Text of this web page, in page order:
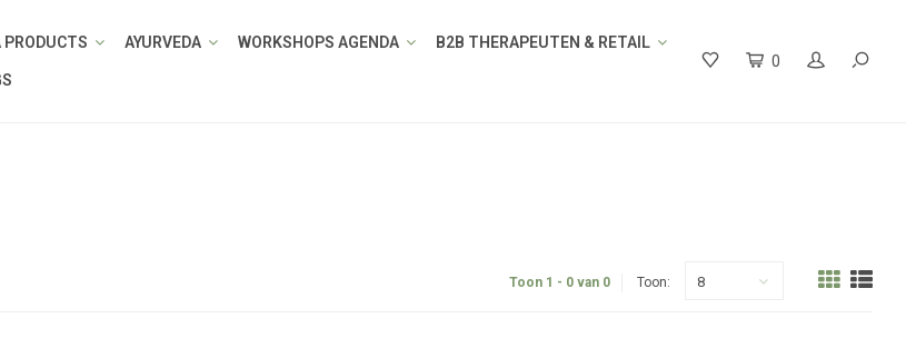
PRODUCTS AYURVEDA WORKSHOPS AGENDA B2B THERAPEUTEN & RETAIL
0
Toon 1 - 0 van 0 Toon: 8